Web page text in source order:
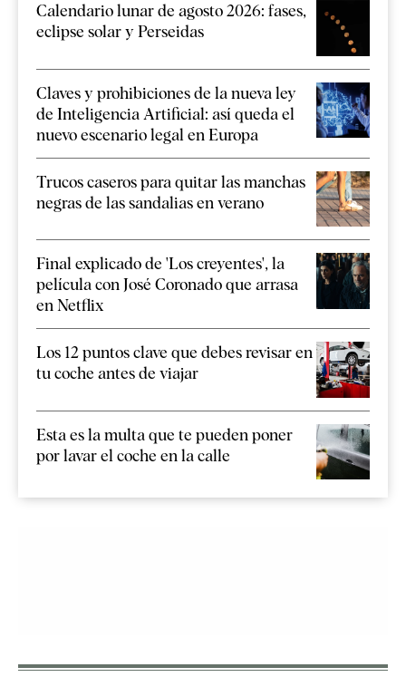
Calendario lunar de agosto 2026: fases,
eclipse solar y Perseidas
Claves y prohibiciones de la nueva ley
de Inteligencia Artificial: así queda el
nuevo escenario legal en Europa
Trucos caseros para quitar las manchas
negras de las sandalias en verano
Final explicado de 'Los creyentes', la
película con José Coronado que arrasa
en Netflix
Los 12 puntos clave que debes revisar en
tu coche antes de viajar
Esta es la multa que te pueden poner
por lavar el coche en la calle